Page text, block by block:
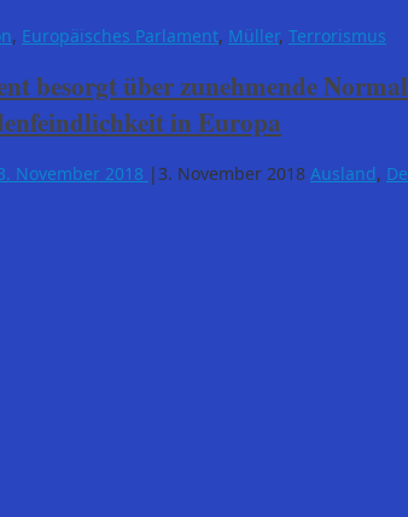
, Europäisches Parlament, Müller, Terrorismus
besorgt über zunehmende
in Europa
November 2018 |3. November 2018 Ausland,